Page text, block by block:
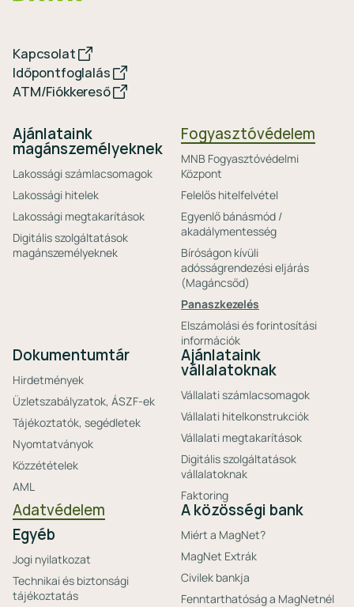
Kapcsolat
Időpontfoglalás
ATM/Fiókkereső
Ajánlataink
magánszemélyeknek
Lakossági számlacsomagok
Lakossági hitelek
Lakossági megtakarítások
Digitális szolgáltatások
magánszemélyeknek
Fogyasztóvédelem
MNB Fogyasztóvédelmi
Központ
Felelős hitelfelvétel
Egyenlő bánásmód /
akadálymentesség
Bíróságon kívüli
adósságrendezési eljárás
(Magáncsőd)
Panaszkezelés
Elszámolási és forintosítási
információk
Dokumentumtár
Hirdetmények
Üzletszabályzatok, ÁSZF-ek
Tájékoztatók, segédletek
Nyomtatványok
Közzétételek
AML
Ajánlataink
vállalatoknak
Vállalati számlacsomagok
Vállalati hitelkonstrukciók
Vállalati megtakarítások
Digitális szolgáltatások
vállalatoknak
Faktoring
Adatvédelem
Egyéb
Jogi nyilatkozat
Technikai és biztonsági
tájékoztatás
A közösségi bank
Miért a MagNet?
MagNet Extrák
Civilek bankja
Fenntarthatóság a MagNetnél